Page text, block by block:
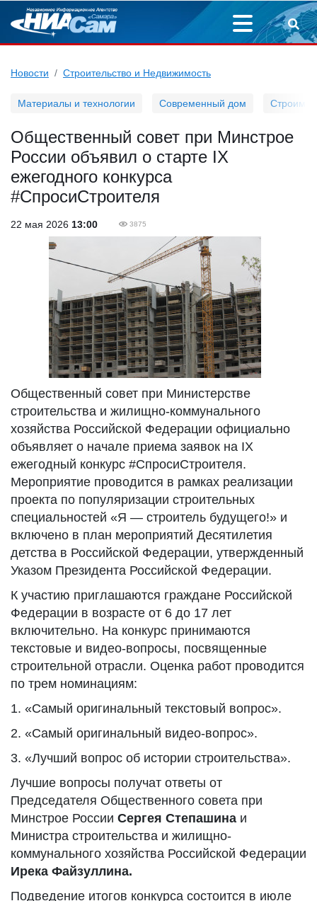
Новости Строительство и Недвижимость
Материалы и технологии Современный дом Строим
Общественный совет при Минстрое
России объявил о старте IX
ежегодного конкурса
#СпросиСтроителя
22 мая 2026 13:00 3875
Общественный совет при Министерстве
строительства и жилищно-коммунального
хозяйства Российской Федерации официально
объявляет о начале приема заявок на IX
ежегодный конкурс #СпросиСтроителя.
Мероприятие проводится в рамках реализации
проекта по популяризации строительных
специальностей «Я — строитель будущего!» и
включено в план мероприятий Десятилетия
детства в Российской Федерации, утвержденный
Указом Президента Российской Федерации.
К участию приглашаются граждане Российской
Федерации в возрасте от 6 до 17 лет
включительно. На конкурс принимаются
текстовые и видео-вопросы, посвященные
строительной отрасли. Оценка работ проводится
по трем номинациям:
1. «Самый оригинальный текстовый вопрос».
2. «Самый оригинальный видео-вопрос».
3. «Лучший вопрос об истории строительства».
Лучшие вопросы получат ответы от
Председателя Общественного совета при
Минстрое России Сергея Степашина и
Министра строительства и жилищно-
коммунального хозяйства Российской Федерации
Ирека Файзуллина.
Подведение итогов конкурса состоится в июле